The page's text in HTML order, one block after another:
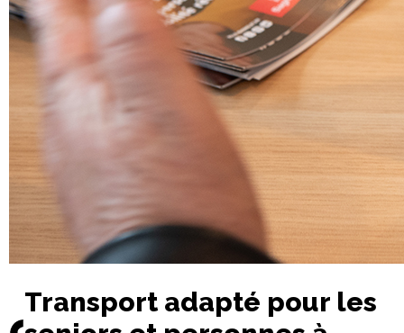
Transport adapté pour les